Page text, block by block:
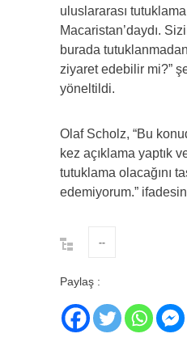
uluslararası
Macaristan’daydı.
burada
ziyaret edebilir mi?”
yöneltildi.
Olaf Scholz, “Bu
kez açıklama yaptık
tutuklama olacağını
edemiyorum.”
--
Paylaş :